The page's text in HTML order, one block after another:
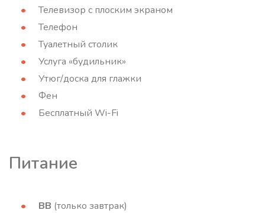
Телевизор с плоским экраном
Телефон
Туалетный столик
Услуга «будильник»
Утюг/доска для глажки
Фен
Бесплатный Wi-Fi
Питание
BB (только завтрак)